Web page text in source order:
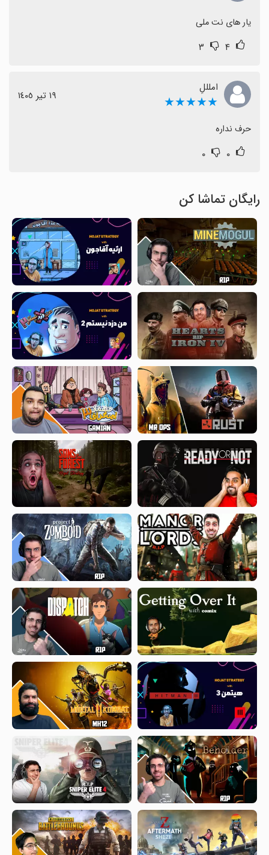
یار های نت ملی
۴ ۳
املللِ
★★★★★ ١٩ تیر ١٤٠٥
حرف نداره
۰ ۰
رایگان تماشا کن